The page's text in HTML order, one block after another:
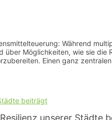
Während
Möglichkeiten, wie sie die
Einen ganz
unserer Städte